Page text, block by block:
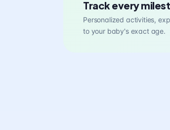
Track every
Personalized activities,
to your baby's exact age.